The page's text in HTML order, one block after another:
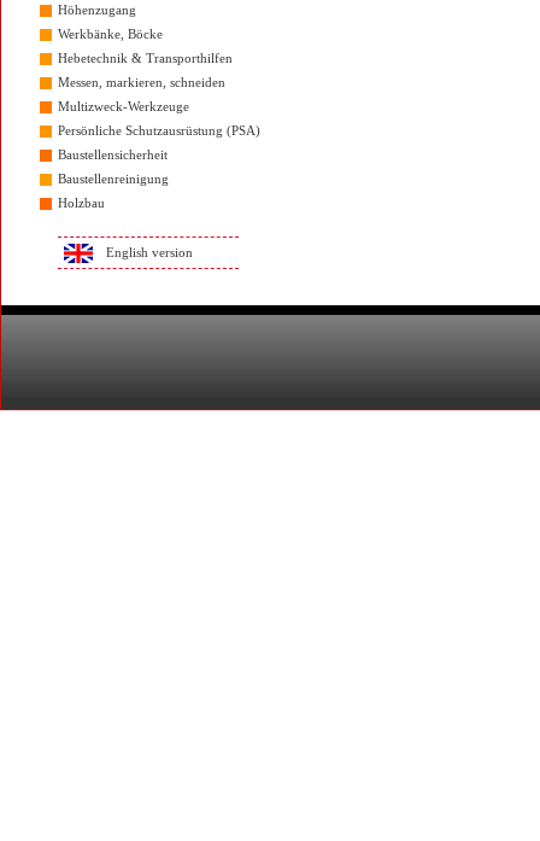
Höhenzugang
Werkbänke, Böcke
Hebetechnik & Transporthilfen
Messen, markieren, schneiden
Multizweck-Werkzeuge
Persönliche Schutzausrüstung (PSA)
Baustellensicherheit
Baustellenreinigung
Holzbau
English version